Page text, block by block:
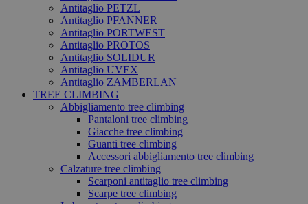
Antitaglio PETZL
Antitaglio PFANNER
Antitaglio PORTWEST
Antitaglio PROTOS
Antitaglio SOLIDUR
Antitaglio UVEX
Antitaglio ZAMBERLAN
TREE CLIMBING
Abbigliamento tree climbing
Pantaloni tree climbing
Giacche tree climbing
Guanti tree climbing
Accessori abbigliamento tree climbing
Calzature tree climbing
Scarponi antitaglio tree climbing
Scarpe tree climbing